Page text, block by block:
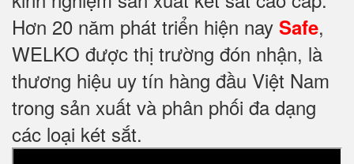
Hơn 20 năm phát triển hiện nay Safe,
WELKO được thị trường đón nhận, là
thương hiệu uy tín hàng đầu Việt Nam
trong sản xuất và phân phối đa dạng
các loại két sắt.